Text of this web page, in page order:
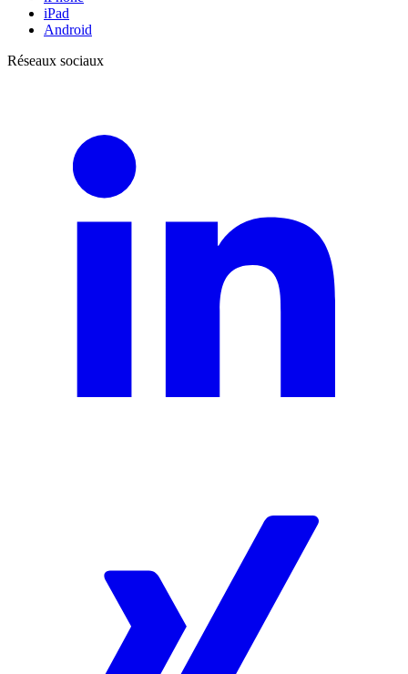
iPad
Android
Réseaux sociaux